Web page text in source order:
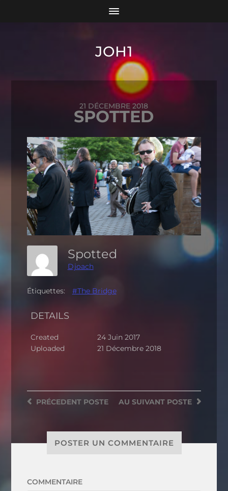
JOH1
21 DÉCEMBRE 2018
SPOTTED
Spotted
Djoach
Étiquettes: #The Bridge
DETAILS
Created
24 Juin 2017
Uploaded
21 Décembre 2018
AU SUIVANT POSTE
PRÉCEDENTPOSTE
POSTER UN COMMENTAIRE
COMMENTAIRE